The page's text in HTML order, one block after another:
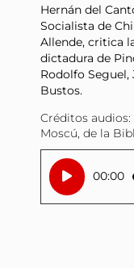
Hernán del
Socialista de
Allende, critica
dictadura de
Rodolfo Seguel,
Bustos.
Reproductor
de
audio
00:00
Créditos audios:
Moscú, de la